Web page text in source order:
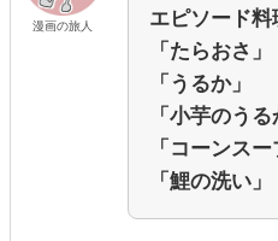
漫画の旅人
エピソード料
「たらおさ」
「うるか」
「小芋のうる
「コーンス
「鯉の洗い」